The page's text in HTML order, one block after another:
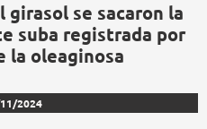
girasol se sacaron la
suba registrada por
la oleaginosa
2024